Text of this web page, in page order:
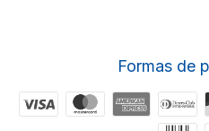
Formas de